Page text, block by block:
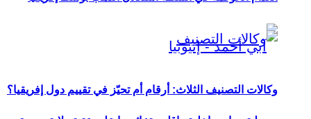
وكالات التصنيف الثلاث: أرقام أم تحيّز في تقييم دول إفريقيا؟